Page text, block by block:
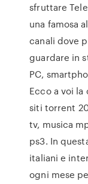
sfruttare
una famosa
canali dove
guardare in
PC,
Ecco a voi
siti torrent
tv, musica
ps3. In
italiani e
ogni mese